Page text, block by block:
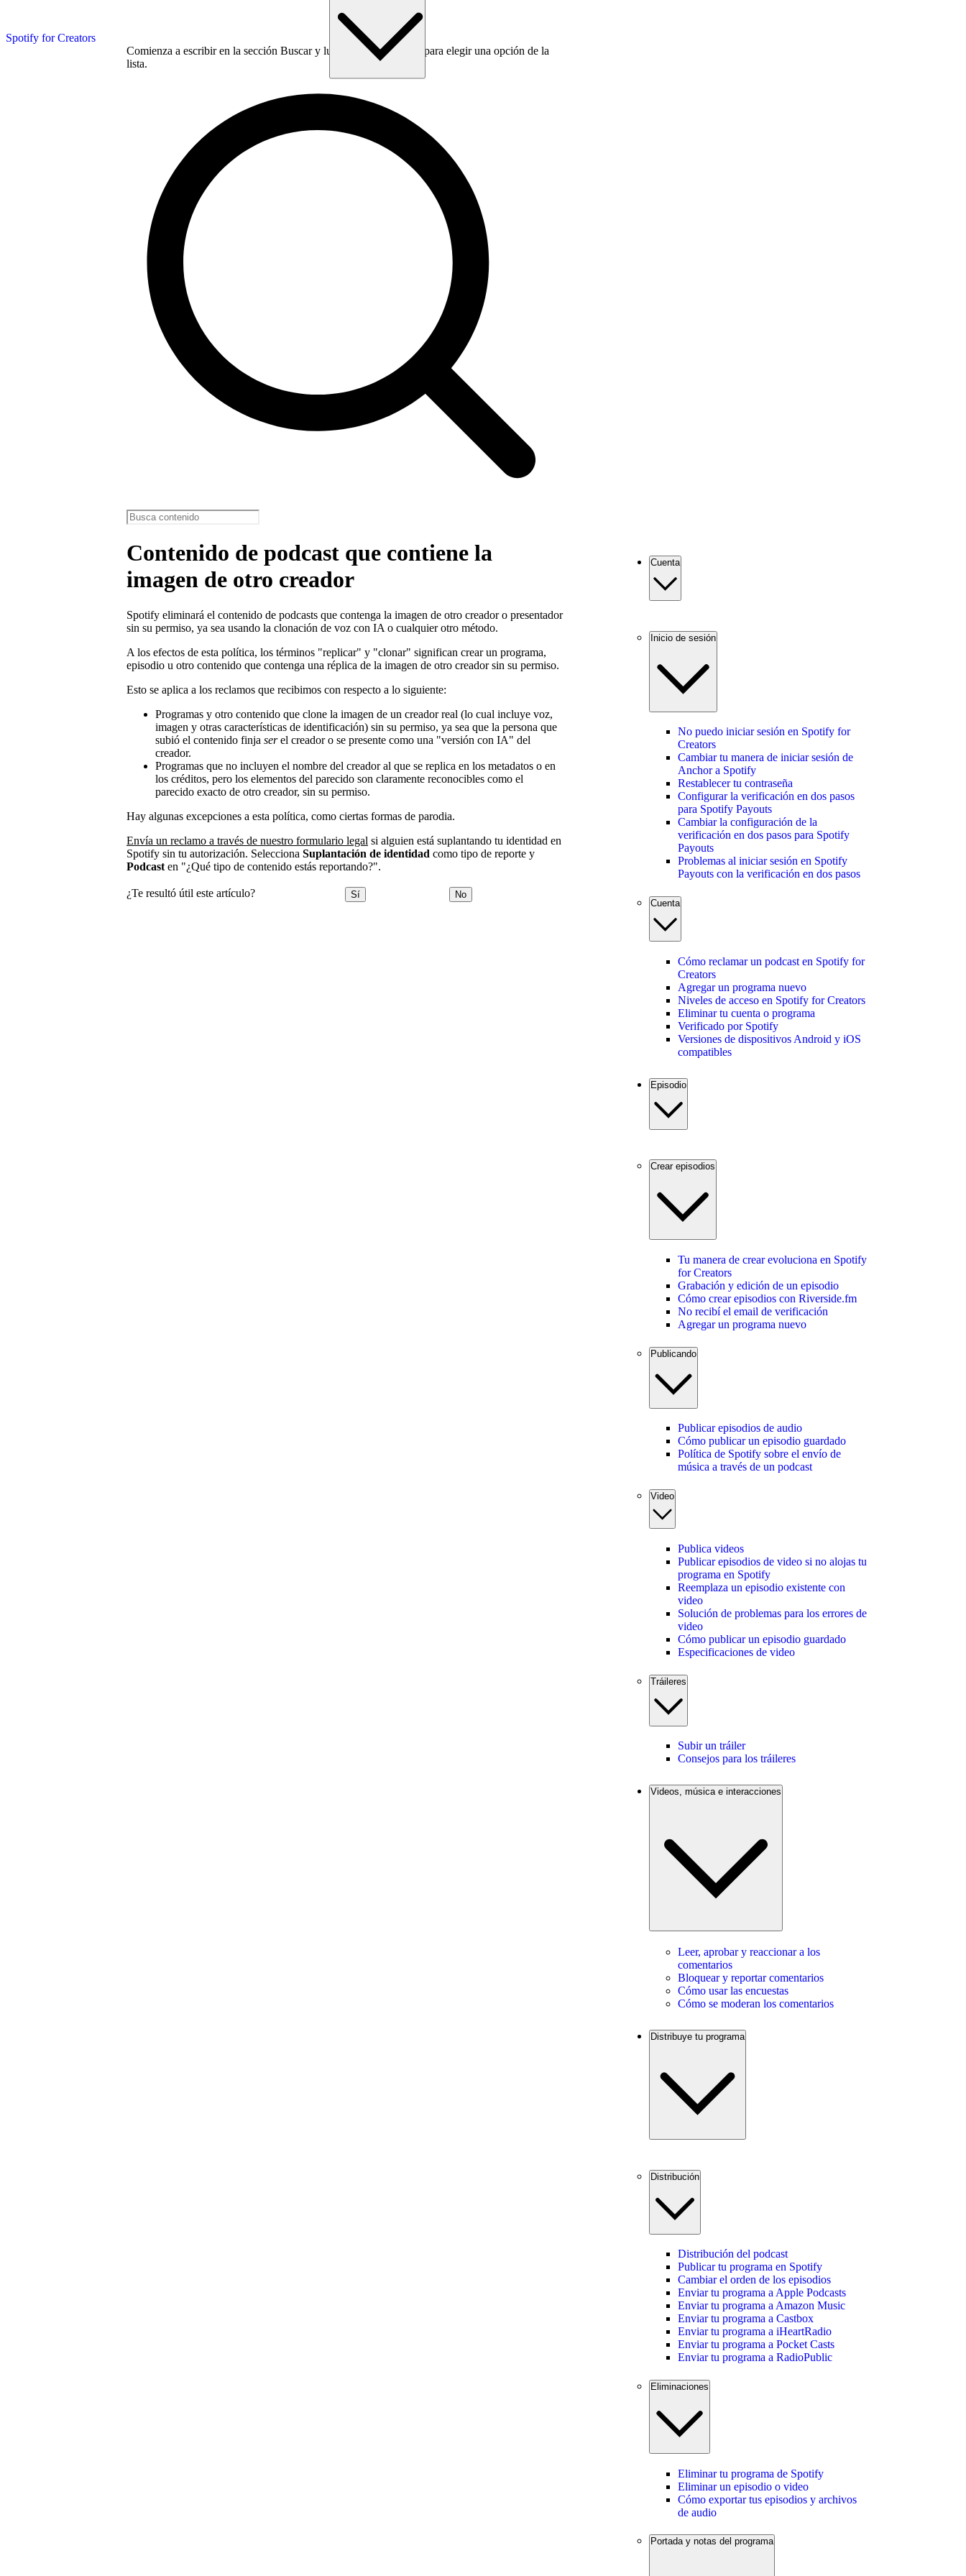
Spotify for Creators
Comienza a escribir en la sección Buscar y luego usa la tecla Tab para elegir una opción de la
lista.
Contenido de podcast que contiene la
imagen de otro creador
Spotify eliminará el contenido de podcasts que contenga la imagen de otro creador o presentador
sin su permiso, ya sea usando la clonación de voz con IA o cualquier otro método.
A los efectos de esta política, los términos "replicar" y "clonar" significan crear un programa,
episodio u otro contenido que contenga una réplica de la imagen de otro creador sin su permiso.
Esto se aplica a los reclamos que recibimos con respecto a lo siguiente:
Programas y otro contenido que clone la imagen de un creador real (lo cual incluye voz,
imagen y otras características de identificación) sin su permiso, ya sea que la persona que
subió el contenido finja serel creador o se presente como una "versión con IA" del
creador.
Programas que no incluyen el nombre del creador al que se replica en los metadatos o en
los créditos, pero los elementos del parecido son claramente reconocibles como el
parecido exacto de otro creador, sin su permiso.
Hay algunas excepciones a esta política, como ciertas formas de parodia.
Envía un reclamo a través de nuestro formulario legal si alguien está suplantando tu identidad en
Spotify sin tu autorización. Selecciona Suplantación de identidad como tipo de reporte y
Podcast en "¿Qué tipo de contenido estás reportando?".
¿Te resultó útil este artículo? Sí No
Cuenta
Inicio de sesión
No puedo iniciar sesión en Spotify for
Creators
Cambiar tu manera de iniciar sesión de
Anchor a Spotify
Restablecer tu contraseña
Configurar la verificación en dos pasos
para Spotify Payouts
Cambiar la configuración de la
verificación en dos pasos para Spotify
Payouts
Problemas al iniciar sesión en Spotify
Payouts con la verificación en dos pasos
Cuenta
Cómo reclamar un podcast en Spotify for
Creators
Agregar un programa nuevo
Niveles de acceso en Spotify for Creators
Eliminar tu cuenta o programa
Verificado por Spotify
Versiones de dispositivos Android y iOS
compatibles
Episodio
Crear episodios
Tu manera de crear evoluciona en Spotify
for Creators
Grabación y edición de un episodio
Cómo crear episodios con Riverside.fm
No recibí el email de verificación
Agregar un programa nuevo
Publicando
Publicar episodios de audio
Cómo publicar un episodio guardado
Política de Spotify sobre el envío de
música a través de un podcast
Video
Publica videos
Publicar episodios de video si no alojas tu
programa en Spotify
Reemplaza un episodio existente con
video
Solución de problemas para los errores de
video
Cómo publicar un episodio guardado
Especificaciones de video
Tráileres
Subir un tráiler
Consejos para los tráileres
Videos, música e interacciones
Leer, aprobar y reaccionar a los
comentarios
Bloquear y reportar comentarios
Cómo usar las encuestas
Cómo se moderan los comentarios
Distribuye tu programa
Distribución
Distribución del podcast
Publicar tu programa en Spotify
Cambiar el orden de los episodios
Enviar tu programa a Apple Podcasts
Enviar tu programa a Amazon Music
Enviar tu programa a Castbox
Enviar tu programa a iHeartRadio
Enviar tu programa a Pocket Casts
Enviar tu programa a RadioPublic
Eliminaciones
Eliminar tu programa de Spotify
Eliminar un episodio o video
Cómo exportar tus episodios y archivos
de audio
Portada y notas del programa